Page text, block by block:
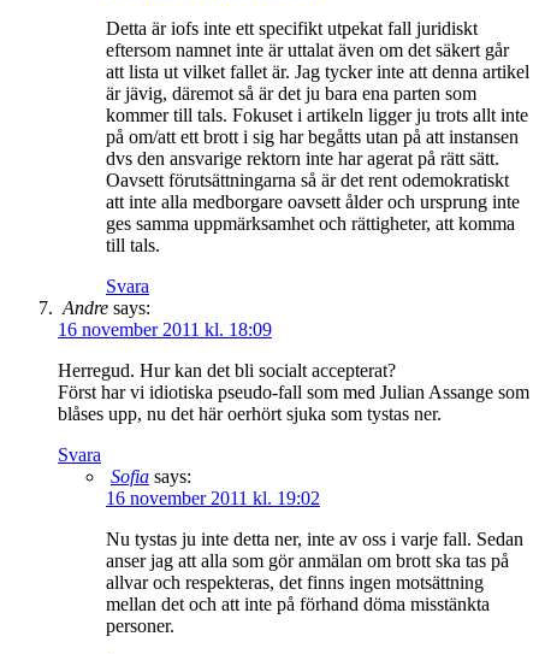
Detta är iofs inte ett specifikt utpekat fall juridiskt
eftersom namnet inte är uttalat även om det säkert går
att lista ut vilket fallet är. Jag tycker inte att denna artikel
är jävig, däremot så är det ju bara ena parten som
kommer till tals. Fokuset i artikeln ligger ju trots allt inte
på om/att ett brott i sig har begåtts utan på att instansen
dvs den ansvarige rektorn inte har agerat på rätt sätt.
Oavsett förutsättningarna så är det rent odemokratiskt
att inte alla medborgare oavsett ålder och ursprung inte
ges samma uppmärksamhet och rättigheter, att komma
till tals.
Svara
Andre says:
16 november 2011 kl. 18:09
Herregud. Hur kan det bli socialt accepterat?
Först har vi idiotiska pseudo-fall som med Julian Assange som
blåses upp, nu det här oerhört sjuka som tystas ner.
Svara
Sofia says:
16 november 2011 kl. 19:02
Nu tystas ju inte detta ner, inte av oss i varje fall. Sedan
anser jag att alla som gör anmälan om brott ska tas på
allvar och respekteras, det finns ingen motsättning
mellan det och att inte på förhand döma misstänkta
personer.